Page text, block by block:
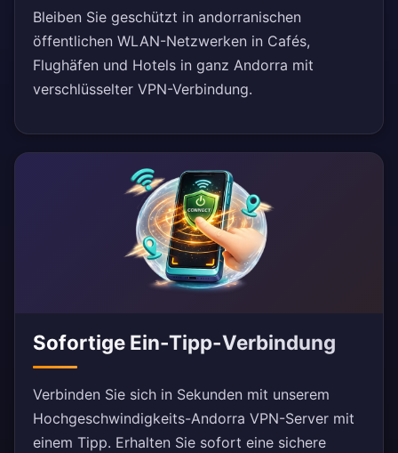
Bleiben Sie geschützt in andorranischen
öffentlichen WLAN-Netzwerken in Cafés,
Flughäfen und Hotels in ganz Andorra mit
verschlüsselter VPN-Verbindung.
Sofortige Ein-Tipp-Verbindung
Verbinden Sie sich in Sekunden mit unserem
Hochgeschwindigkeits-Andorra VPN-Server mit
einem Tipp. Erhalten Sie sofort eine sichere